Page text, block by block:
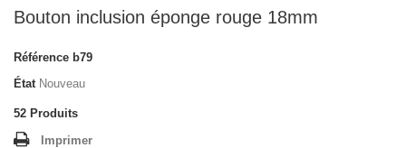
Bouton inclusion éponge rouge 18mm
Référence b79
État Nouveau
52 Produits
Imprimer